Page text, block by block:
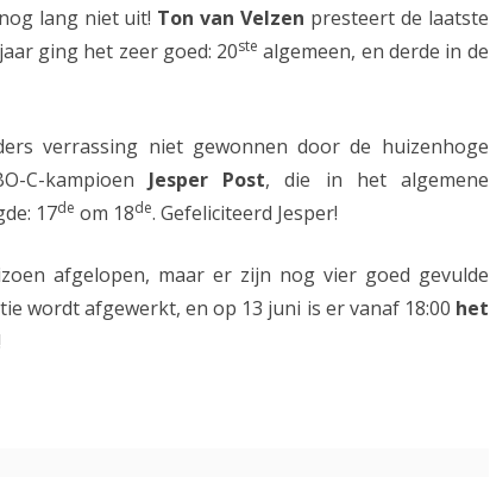
u
a
m
i
lang niet uit! Ton van Velzen presteert de laatste
ging het zeer goed: 20ste algemeen, en derde in de
verrassing niet gewonnen door de huizenhoge
C-kampioenJesper Post, die in het algemene
17de om 18de. Gefeliciteerd Jesper!
afgelopen, maar er zijn nog vier goed gevulde
wordt afgewerkt, en op 13 juni is er vanaf 18:00 het